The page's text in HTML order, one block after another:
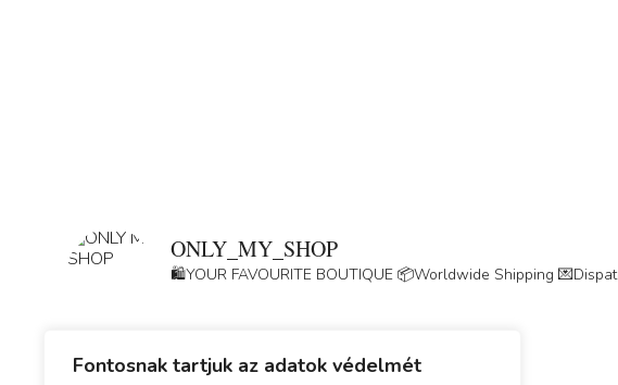
Fontosnak tartjuk az adatok védelmét
ONLY_MY_SHOP
🛍️YOUR FAVOURITE BOUTIQUE 📦Worldwide Shipping